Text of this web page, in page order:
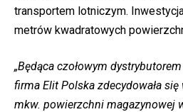
transportem lotniczym.
metrów kwadratowych
„Będąca czołowym
firma Elit Polska zdecydowała
mkw. powierzchni magazynowej